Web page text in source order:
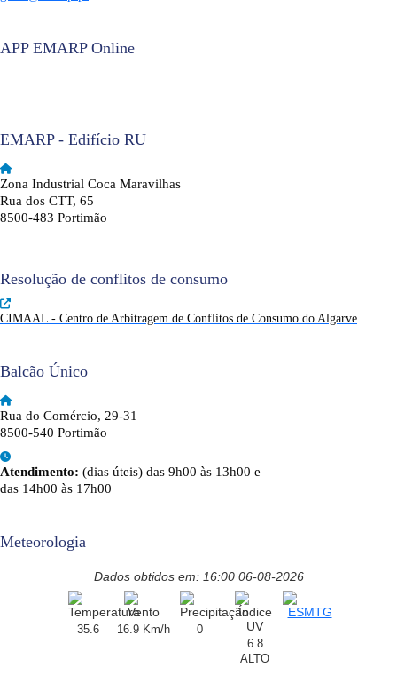
APP EMARP Online
EMARP - Edifício RU
Zona Industrial Coca Maravilhas
Rua dos CTT, 65
8500-483 Portimão
Resolução de conflitos de consumo
CIMAAL - Centro de Arbitragem de Conflitos de Consumo do Algarve
Balcão Único
Rua do Comércio, 29-31
8500-540 Portimão
Atendimento: (dias úteis) das 9h00 às 13h00 e
das 14h00 às 17h00
Meteorologia
Dados obtidos em: 16:00 06-08-2026
35.6 16.9 Km/h
0
6.8
ALTO